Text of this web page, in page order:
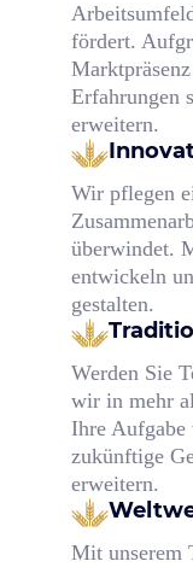
fördert.
Erfahrungen
erweitern.
Wir pflegen
überwindet.
entwickeln
gestalten.
Werden Sie
wir in mehr
Ihre Aufgabe
zukünftige
erweitern.
Mit unserem